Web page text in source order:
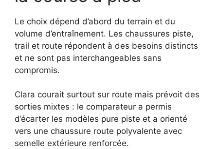
Le choix dépend d’abord du terrain et du
volume d’entraînement. Les chaussures piste,
trail et route répondent à des besoins distincts
et ne sont pas interchangeables sans
compromis.
Clara courait surtout sur route mais prévoit des
sorties mixtes : le comparateur a permis
d’écarter les modèles pure piste et a orienté
vers une chaussure route polyvalente avec
semelle extérieure renforcée.